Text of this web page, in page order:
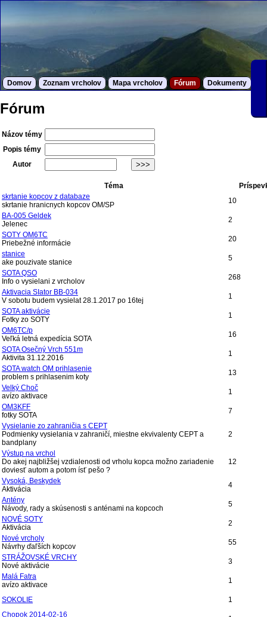
Domov Zoznam vrcholov Mapa vrcholov Fórum Dokumenty
Fórum
Názov témy
Popis témy
Autor
Téma
skrtanie kopcov z databaze
skrtanie hranicnych kopcov OM/SP
10
BA-005 Geldek
Jelenec
2
SOTY OM6TC
Priebežné informácie
20
stanice
ake pouzivate stanice
5
SOTA QSO
Info o vysielani z vrcholov
268
Aktivacia SIator BB-034
V sobotu budem vysielat 28.1.2017 po 16tej
1
SOTA aktivácie
Fotky zo SOTY
1
OM6TC/p
Veľká letná expedícia SOTA
16
SOTA Osečný Vrch 551m
Aktivita 31.12.2016
1
SOTA watch OM prihlasenie
problem s prihlasenim koty
13
Velký Choč
avízo aktivace
1
OM3KFF
fotky SOTA
7
Vysielanie zo zahraničia s CEPT
Podmienky vysielania v zahraničí, miestne ekvivalenty CEPT a
bandplany
2
Výstup na vrchol
Do akej najbližšej vzdialenosti od vrholu kopca možno zariadenie
doviesť autom a potom ísť pešo ?
12
Vysoká, Beskydek
Aktivácia
4
Antény
Návody, rady a skúsenosti s anténami na kopcoch
5
NOVÉ SOTY
Aktivácia
2
Nové vrcholy
Návrhy ďaľších kopcov
55
STRÁŽOVSKÉ VRCHY
Nové aktivácie
3
Malá Fatra
avízo aktivace
1
SOKOLIE
1
Chopok 2014-02-16